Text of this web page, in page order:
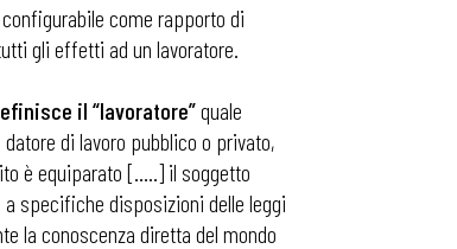
come rapporto di
gli effetti ad un lavoratore.
il “lavoratore”quale
di lavoro pubblico o privato,
è equiparato […..] il soggetto
a specifiche disposizioni delle leggi
la conoscenza diretta del mondo